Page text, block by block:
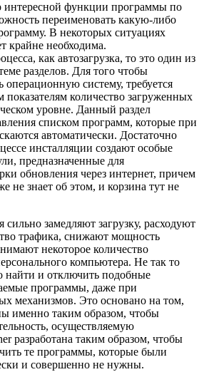
интересной функции программы по
переименовать какую-либо
В некоторых ситуациях
крайне необходима.
как автозагрузка, то это один из
разделов. Для того чтобы
операционную систему, требуется
количество загруженных
уровне. Данный раздел
списком программ, которые при
автоматически. Достаточно
инсталляции создают особые
предназначенные для
обновления через интернет, причем
не знает об этом, и корзина тут не
замедляют загрузку, расходуют
трафика, снижают мощность
некоторое количество
компьютера. Не так то
найти и отключить подобные
программы, даже при
механизмов. Это основано на том,
именно таким образом, чтобы
осуществляемую
разработана таким образом, чтобы
те программы, которые были
и совершенно не нужны.